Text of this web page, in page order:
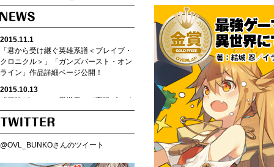
2015.11.1
「君から受け継ぐ英雄系譜＜ブレイブ・
クロニクル＞」「ガンズバースト・オン
ライン」作品詳細ページ公開！
2015.10.13
「最強ゲーマー、異世界にて実況プレイ
中」「戦華の舞姫 戦華ノ姫君ハ汚レナ
イ」立ち読み公開！
「最強ゲーマー、異世界にて実況プレイ
中」「戦華の舞姫 戦華ノ姫君ハ汚レナ
@OVL_BUNKOさんのツイート